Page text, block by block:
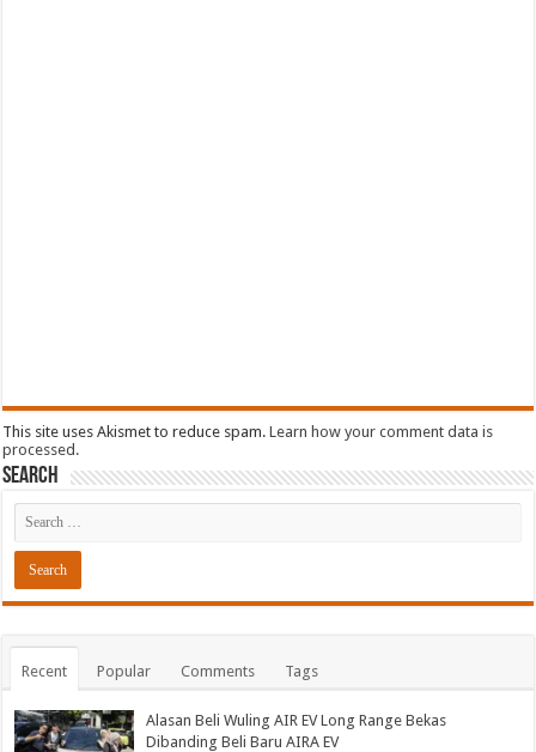
This site uses Akismet to reduce spam.Learn how your comment data is
processed.
Search
Recent Popular Comments Tags
Alasan Beli Wuling AIR EV Long Range Bekas
Dibanding Beli Baru AIRA EV